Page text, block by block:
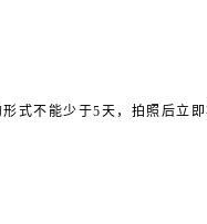
式不能少于5天，拍照后立